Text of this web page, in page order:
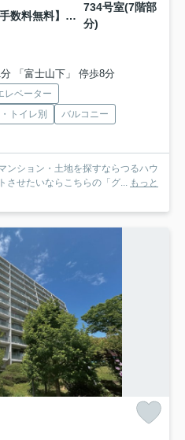
グランガーデン東戸塚【仲介手数料無料】ペット可♪
734号室(7階部
分)
「富士山下」 停歩8分
レベーター
トイレ別
バルコニー
ンション・土地を探すならつるハウ
させたいならこちらの「グ... もっと